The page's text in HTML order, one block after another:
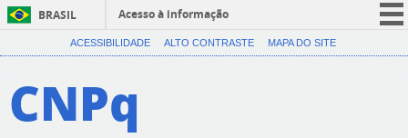
BRASIL
Acesso à informação
CORONAVÍRUS (COVID-19)
ACESSIBILIDADE ALTO CONTRASTE MAPA DO SITE
CNPq